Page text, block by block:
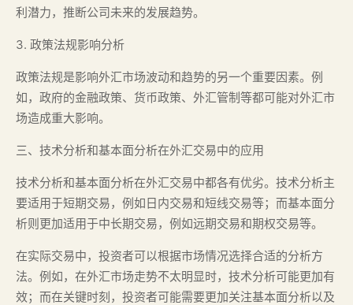
利潜力，推断公司未来的发展趋势。
3. 政策法规影响分析
政策法规是影响外汇市场波动和趋势的另一个重要因素。例
如，政府的金融政策、货币政策、外汇管制等都可能对外汇市
场造成重大影响。
三、技术分析和基本面分析在外汇交易中的应用
技术分析和基本面分析在外汇交易中都各有优劣。技术分析主
要适用于短期交易，例如日内交易和短线交易等；而基本面分
析则更加适用于中长期交易，例如远期交易和期权交易等。
在实际交易中，投资者可以根据市场情况选择合适的分析方
法。例如，在外汇市场走势不太明显时，技术分析可能更加有
效；而在关键时刻，投资者可能需要更加关注基本面分析以及